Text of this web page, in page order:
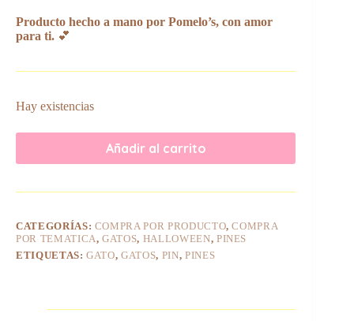
Producto hecho a mano por Pomelo’s, con amor
para ti. 💕
Hay existencias
Añadir al carrito
CATEGORÍAS: COMPRA POR PRODUCTO,COMPRA
POR TEMATICA,GATOS, HALLOWEEN, PINES
ETIQUETAS:GATO,GATOS, PIN, PINES